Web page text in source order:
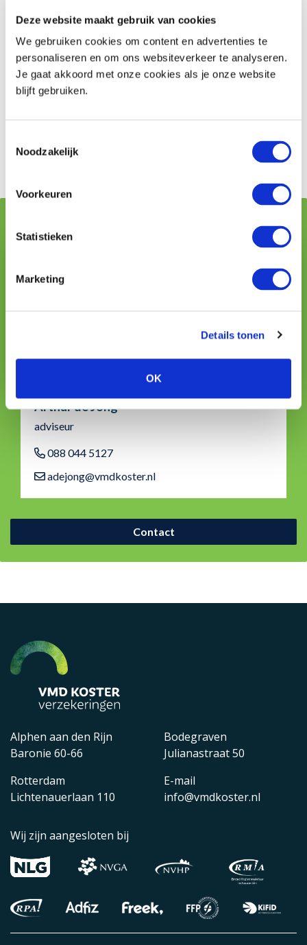
Deze website maakt gebruik van cookies
We gebruiken cookies om content en advertenties te
personaliseren en om ons websiteverkeer te analyseren.
Je gaat akkoord met onze cookies als je onze website
blijft gebruiken.
Noodzakelijk
Voorkeuren
Statistieken
Marketing
Details tonen
OK
Mogelijk met kortere werkdagen of aangepast werk.
Tip: Contact houden met zieke medewerkers
Houd regelmatig contact met de zieke medewerker.
bedrijven krijgen hier mee te maken.
Arthur de Jong
adviseur
088 044 5127
adejong@vmdkoster.nl
Contact
Alphen aan den Rijn
Baronie 60-66
Rotterdam
Lichtenauerlaan 110
Bodegraven
Julianastraat 50
E-mail
info@vmdkoster.nl
Wij zijn aangesloten bij